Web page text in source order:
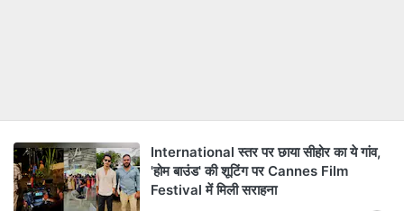
International स्तर पर छाया सीहोर का ये गांव,
'होम बाउंड' की शूटिंग पर Cannes Film
Festival में मिली सराहना